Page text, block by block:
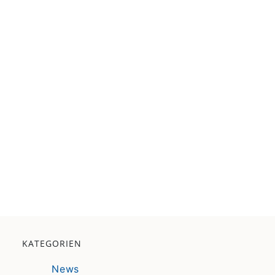
KATEGORIEN
News